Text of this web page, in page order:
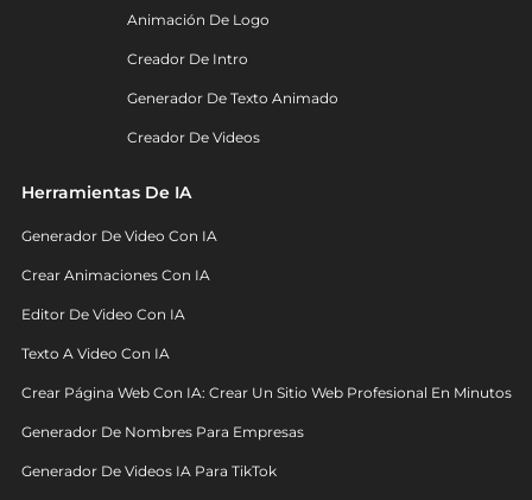
Animación De Logo
Creador De Intro
Generador De Texto Animado
Creador De Videos
Herramientas De IA
Generador De Video Con IA
Crear Animaciones Con IA
Editor De Video Con IA
Texto A Video Con IA
Crear Página Web Con IA: Crear Un Sitio Web Profesional En Minutos
Generador De Nombres Para Empresas
Generador De Videos IA Para TikTok